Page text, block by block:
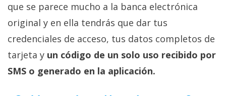
que se parece mucho a la banca electrónica
original y en ella tendrás que dar tus
credenciales de acceso, tus datos completos de
tarjeta y un código de un solo uso recibido por
SMS o generado en la aplicación.